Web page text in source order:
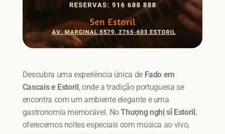
Descubra uma experiência única de Fado em
Cascais e Estoril, onde a tradição portuguesa se
encontra com um ambiente elegante e uma
gastronomia memorável. NoThượng nghị sĩ Estoril,
oferecemos noites especiais com música ao vivo,